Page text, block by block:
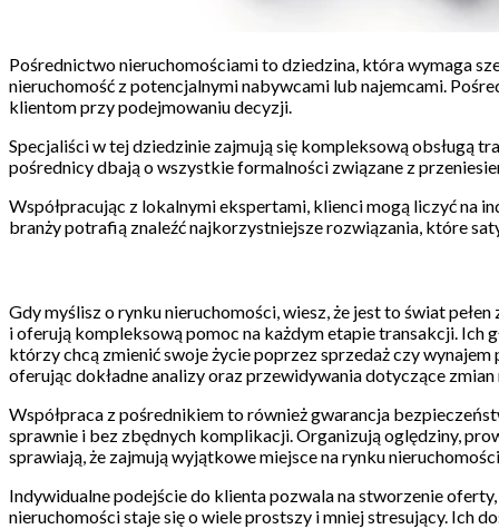
Pośrednictwo nieruchomościami to dziedzina, która wymaga
nieruchomość z potencjalnymi nabywcami lub najemcami.
klientom przy podejmowaniu decyzji.
Specjaliści w tej dziedzinie zajmują się kompleksową obsługą
pośrednicy dbają o wszystkie formalności związane z
Współpracując z lokalnymi ekspertami, klienci mogą liczyć na
branży potrafią znaleźć najkorzystniejsze rozwiązania, które
Gdy myślisz o rynku nieruchomości, wiesz, że jest to świat
i oferują kompleksową pomoc na każdym etapie transakcji. Ich
którzy chcą zmienić swoje życie poprzez sprzedaż czy
oferując dokładne analizy oraz przewidywania dotyczące zmian
Współpraca z pośrednikiem to również gwarancja
sprawnie i bez zbędnych komplikacji. Organizują oględziny,
sprawiają, że zajmują wyjątkowe miejsce na rynku
Indywidualne podejście do klienta pozwala na stworzenie
nieruchomości staje się o wiele prostszy i mniej stresujący. Ich